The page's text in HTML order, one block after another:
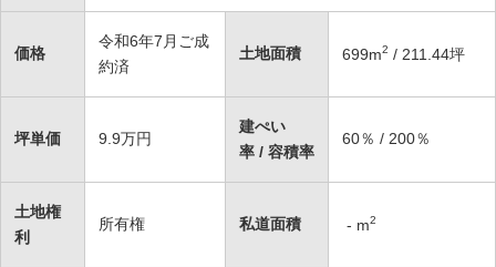
価格
令和6年7月ご成
約済
土地面積 699m2 / 211.44坪
坪単価 9.9万円
建ぺい
率 / 容積率
60％ / 200％
土地権
利
所有権 私道面積 - m2